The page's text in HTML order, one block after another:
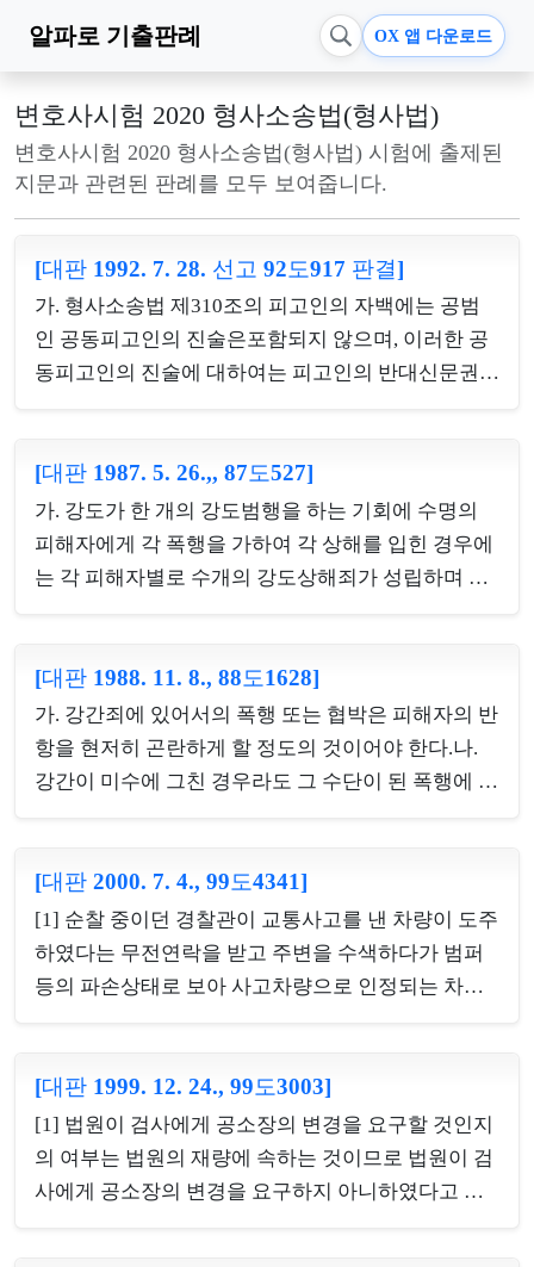
알파로 기출판례 OX 앱 다운로드
변호사시험 2020 형사소송법(형사법)
변호사시험 2020 형사소송법(형사법) 시험에 출제된
지문과 관련된 판례를 모두 보여줍니다.
[대판 1992. 7. 28. 선고 92도917 판결]
가. 형사소송법 제310조의 피고인의 자백에는 공범
인 공동피고인의 진술은포함되지 않으며, 이러한 공
동피고인의 진술에 대하여는 피고인의 반대신문권이
장에서의 실행행위의 분담을 요하나 이 실행행위의
분담은 반드시 동시에 동일장소에서 실행행위를 특
정하여 분담하는 것만을 뜻하는 것이 아니라 시간적
으로나 장소적으로 서로 협동관계에 있다고 볼 수 있
시간적으로 주거침입행위가 선행되므로 주거침입을
한 때에 본죄의 실행에 착수한 것으로 볼 것인바, 같
은 조 제2항 소정의 흉기휴대 합동강도죄에 있어서도
그 강도행위가 야...
[대판 1987. 5. 26.,, 87도527]
가. 강도가 한 개의 강도범행을 하는 기회에 수명의
피해자에게 각 폭행을 가하여 각 상해를 입힌 경우에
는 각 피해자별로 수개의 강도상해죄가 성립하며 이
적 경합관계에 있는 수죄로 인정하였다고 하더라도
이는 다만 죄수에 관한 법률적 평가를 달리한 것에 불
과할 뿐이지 소추대상인 공소사실과 다른사실을 인
정한 것도 아니고 또 피고인의 방어권행사에 실질적
[대판 1988. 11. 8., 88도1628]
가. 강간죄에 있어서의 폭행 또는 협박은 피해자의 반
항을 현저히 곤란하게 할 정도의 것이어야 한다.나.
강간이 미수에 그친 경우라도 그 수단이 된 폭행에 의
에 착수한 행위를 중지한 경우이든 실행에 착수하여
행위를 종료하지 못한 경우이든 가리지 않는다.다. 형
사소송법 제318조에 규정된 증거동의의 의사표시는
증거조사가 완료되기 전까지 취소 또는 철회할 수 있
취득한 증거능력은 상실되지 않는다. 라. 변호인은 피
고인의 명시한 의사에 반하지 아니하는 한 피고인을
대리하여 증거로 함에 동의할 수 있으므로 피고인이
증거로 ...
[대판 2000. 7. 4., 99도4341]
[1] 순찰 중이던 경찰관이 교통사고를 낸 차량이 도주
하였다는 무전연락을 받고 주변을 수색하다가 범퍼
등의 파손상태로 보아 사고차량으로 인정되는 차량
고 인정함에 충분한 흉기 기타의 물건을 소지하고 있
는 때'에 해당하므로 준현행범으로서 영장 없이 체포
할 수 있다고 한 사례. [2] 헌법 제12조 제5항 전문은
'누구든지 체포 또는 구속의 이유와 변호인의 조력을
[대판 1999. 12. 24., 99도3003]
[1] 법원이 검사에게 공소장의 변경을 요구할 것인지
의 여부는 법원의 재량에 속하는 것이므로 법원이 검
사에게 공소장의 변경을 요구하지 아니하였다고 하